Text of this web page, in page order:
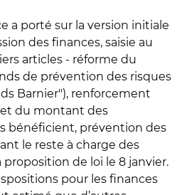
a porté sur la version initiale
des finances, saisie au
articles - réforme du
de prévention des risques
Barnier"), renforcement
et du montant des
bénéficient, prévention des
le reste à charge des
proposition de loi le 8 janvier.
pour les finances